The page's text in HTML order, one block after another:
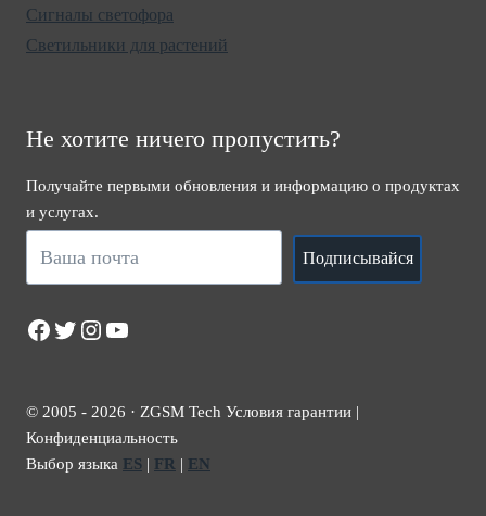
Сигналы светофора
Светильники для растений
Не хотите ничего пропустить?
Получайте первыми обновления и информацию о продуктах
и услугах.
Подписывайся
Facebook
Twitter
Instagram
YouTube
© 2005 - 2026 · ZGSM Tech Условия гарантии |
Конфиденциальность
Выбор языка ES | FR | EN